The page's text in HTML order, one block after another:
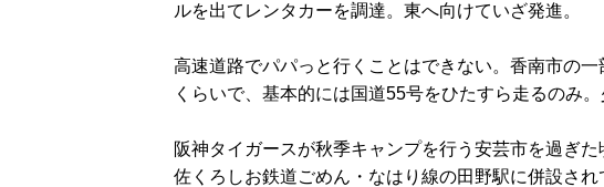
ルを出てレンタカーを調達。東へ向けていざ発進。
高速道路でパパっと行くことはできない。香南市の
くらいで、基本的には国道55号をひたすら走るのみ
阪神タイガースが秋季キャンプを行う安芸市を過ぎ
佐くろしお鉄道ごめん・なはり線の田野駅に併設さ